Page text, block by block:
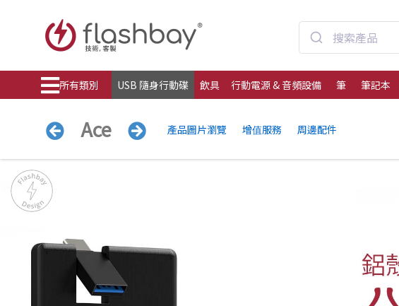
所有類別 USB 隨身行動碟 飲具 行動電源 & 音頻設備 筆 筆記本
Ace 產品圖片瀏覽 增值服務 周邊配件